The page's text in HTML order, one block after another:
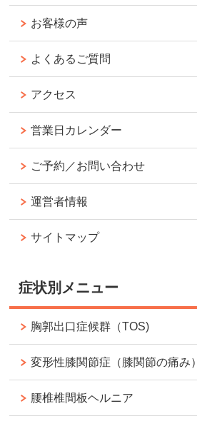
お客様の声
よくあるご質問
アクセス
営業日カレンダー
ご予約／お問い合わせ
運営者情報
サイトマップ
症状別メニュー
胸郭出口症候群（TOS)
変形性膝関節症（膝関節の痛み）
腰椎椎間板ヘルニア